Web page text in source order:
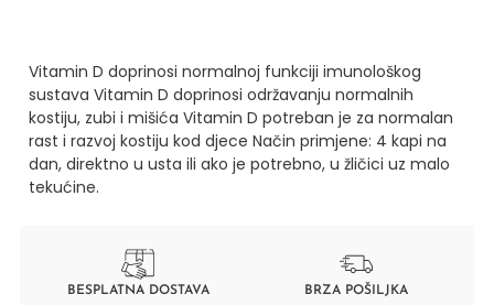
Vitamin D doprinosi normalnoj funkciji imunološkog
sustava Vitamin D doprinosi održavanju normalnih
kostiju, zubi i mišića Vitamin D potreban je za normalan
rast i razvoj kostiju kod djece Način primjene: 4 kapi na
dan, direktno u usta ili ako je potrebno, u žličici uz malo
tekućine.
BESPLATNA DOSTAVA BRZA POŠILJKA